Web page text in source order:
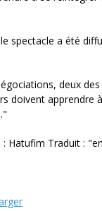
spectacle a été
deux
doivent
: Hatufim Traduit :